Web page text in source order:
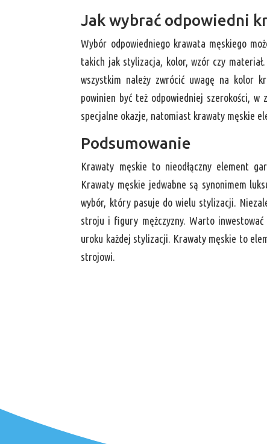
Jak wybrać odpowiedni
Wybór odpowiedniego krawata męskiego
takich jak stylizacja, kolor, wzór czy
wszystkim należy zwrócić uwagę na kolor
powinien być też odpowiedniej szerokości,
specjalne okazje, natomiast krawaty męskie
Podsumowanie
Krawaty męskie to nieodłączny element
Krawaty męskie jedwabne są synonimem
wybór, który pasuje do wielu stylizacji.
stroju i figury mężczyzny. Warto
uroku każdej stylizacji. Krawaty męskie to
strojowi.